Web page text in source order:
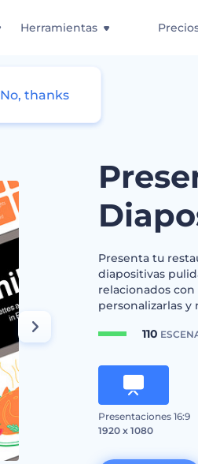
Herramientas
Presenta tu
diapositivas
relacionados
personalizarlas y
110
Presentaciones 16:9
1920 x 1080
No, thanks